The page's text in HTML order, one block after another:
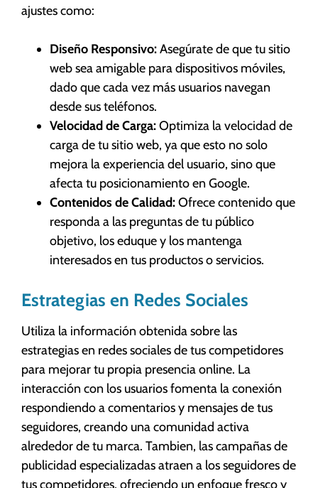
ajustes como:
Diseño Responsivo:Asegúrate de que tu sitio
web sea amigable para dispositivos móviles,
dado que cada vez más usuarios navegan
desde sus teléfonos.
Velocidad de Carga:Optimiza la velocidad de
carga de tu sitio web, ya que esto no solo
mejora la experiencia del usuario, sino que
afecta tu posicionamiento en Google.
Contenidos de Calidad:Ofrece contenido que
responda a las preguntas de tu público
objetivo, los eduque y los mantenga
interesados en tus productos o servicios.
Estrategias en Redes Sociales
Utiliza la información obtenida sobre las
estrategias en redes sociales de tus competidores
para mejorar tu propia presencia online. La
interacción con los usuarios fomenta la conexión
respondiendo a comentarios y mensajes de tus
seguidores, creando una comunidad activa
alrededor de tu marca. Tambien, las campañas de
publicidad especializadas atraen a los seguidores de
tus competidores, ofreciendo un enfoque fresco y